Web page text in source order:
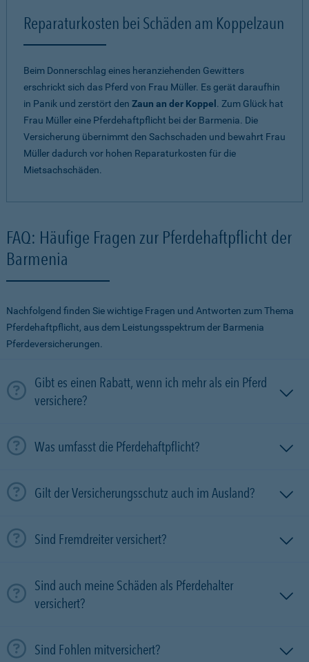
Reparaturkosten bei Schäden am Koppelzaun
Beim Donnerschlag eines heranziehenden Gewitters
erschrickt sich das Pferd von Frau Müller. Es gerät daraufhin
in Panik und zerstört den Zaun an der Koppel . Zum Glück hat
Frau Müller eine Pferdehaftpflicht bei der Barmenia. Die
Versicherung übernimmt den Sachschaden und bewahrt Frau
Müller dadurch vor hohen Reparaturkosten für die
Mietsachschäden.
FAQ: Häufige Fragen zur Pferdehaftpflicht der
Barmenia
Nachfolgend finden Sie wichtige Fragen und Antworten zum Thema
Pferdehaftpflicht, aus dem Leistungsspektrum der Barmenia
Pferdeversicherungen.
Gibt es einen Rabatt, wenn ich mehr als ein Pferd
versichere?
Was umfasst die Pferdehaftpflicht?
Gilt der Versicherungsschutz auch im Ausland?
Sind Fremdreiter versichert?
Sind auch meine Schäden als Pferdehalter
versichert?
Sind Fohlen mitversichert?